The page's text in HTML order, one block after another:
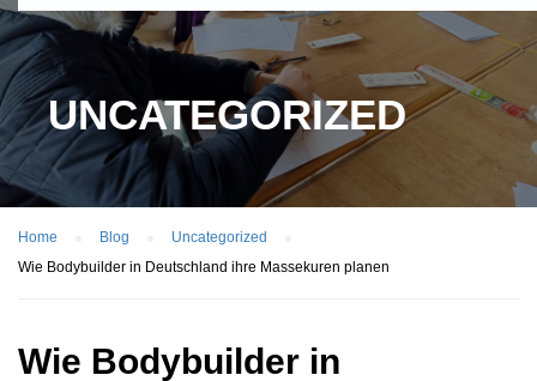
UNCATEGORIZED
Home Blog
Uncategorized
Wie Bodybuilder in Deutschland ihre Massekuren planen
Wie Bodybuilder in